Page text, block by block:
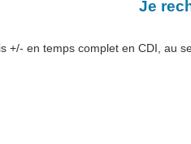
Je
+/- en temps complet en CDI, au